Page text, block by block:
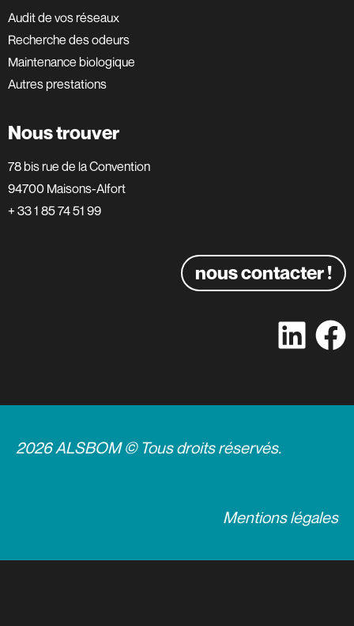
Audit de vos réseaux
Recherche des odeurs
Maintenance biologique
Autres prestations
Nous trouver
78 bis rue de la Convention
94700 Maisons-Alfort
+ 33 1 85 74 51 99
nous contacter !
2026 ALSBOM © Tous droits réservés.
Mentions légales